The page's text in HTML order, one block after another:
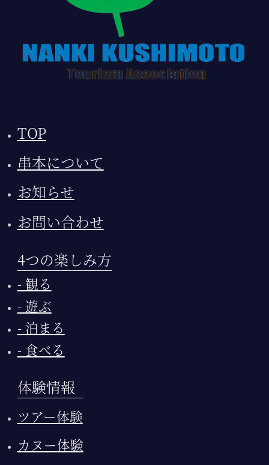
TOP
串本について
お知らせ
お問い合わせ
4つの楽しみ方
- 観る
- 遊ぶ
- 泊まる
- 食べる
体験情報
ツアー体験
カヌー体験